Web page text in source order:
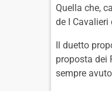
Quella che,
de I Cavalieri
Il duetto
proposta dei
sempre